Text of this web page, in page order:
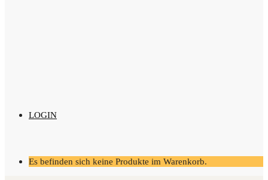
LOGIN
Es befinden sich keine Produkte im Warenkorb.